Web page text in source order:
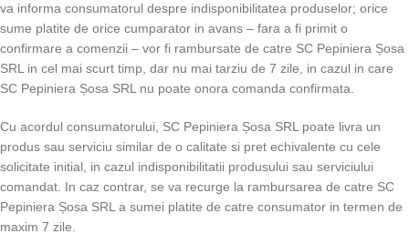
va informa consumatorul despre indisponibilitatea produselor; orice
sume platite de orice cumparator in avans – fara a fi primit o
confirmare a comenzii – vor fi rambursate de catre SC Pepiniera Șosa
SRL in cel mai scurt timp, dar nu mai tarziu de 7 zile, in cazul in care
SC Pepiniera Șosa SRL nu poate onora comanda confirmata.
Cu acordul consumatorului, SC Pepiniera Șosa SRL poate livra un
produs sau serviciu similar de o calitate si pret echivalente cu cele
solicitate initial, in cazul indisponibilitatii produsului sau serviciului
comandat. In caz contrar, se va recurge la rambursarea de catre SC
Pepiniera Șosa SRL a sumei platite de catre consumator in termen de
maxim 7 zile.